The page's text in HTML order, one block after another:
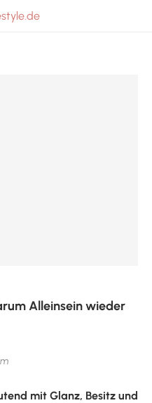
Alleinsein wieder
mit Glanz, Besitz und